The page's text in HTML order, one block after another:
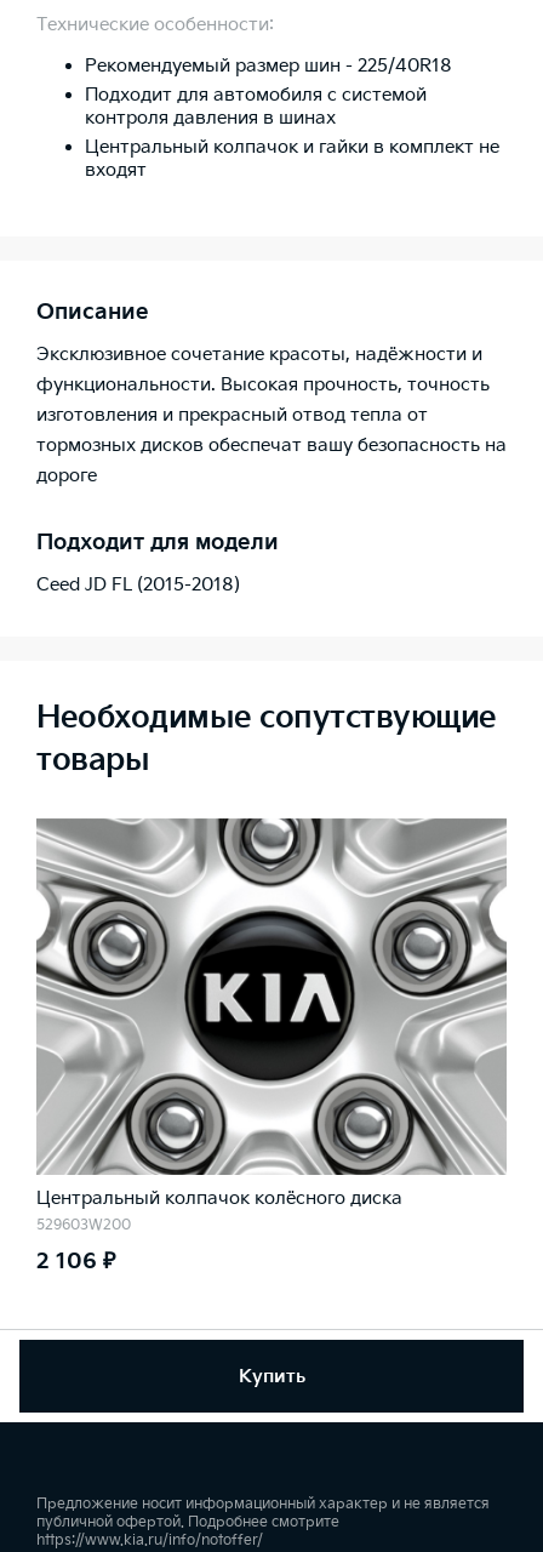
Купить
Технические особенности:
Рекомендуемый размер шин - 225/40R18
Подходит для автомобиля с системой
контроля давления в шинах
Центральный колпачок и гайки в комплект не
входят
Описание
Эксклюзивное сочетание красоты, надёжности и
функциональности. Высокая прочность, точность
изготовления и прекрасный отвод тепла от
тормозных дисков обеспечат вашу безопасность на
дороге
Подходит для модели
Ceed JD FL (2015-2018)
Необходимые сопутствующие
товары
Центральный колпачок колёсного диска
529603W200
2 106 ₽
Предложение носит информационный характер и не является
публичной офертой. Подробнее смотрите
https://www.kia.ru/info/notoffer/